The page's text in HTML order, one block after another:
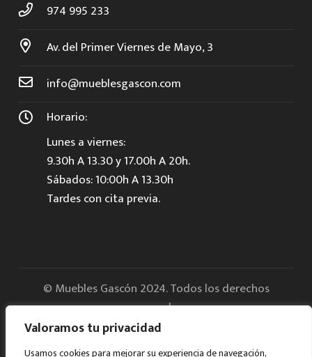
Valoramos tu privacidad
Usamos cookies para mejorar su experiencia de navegación,
974 995 233
Av. del Primer Viernes de Mayo, 3
info@mueblesgascon.com
Horario:
Lunes a viernes:
9.30h A 13.30 y 17.00h A 20h.
Sábados: 10:00h A 13.30h
Tardes con cita previa.
© Muebles Gascón 2024. Todos los derechos
reservados.
Aviso legal